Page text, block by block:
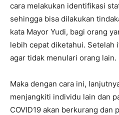
cara melakukan identifikasi
sehingga bisa dilakukan
kata Mayor Yudi, bagi orang
lebih cepat diketahui. Setelah
agar tidak menulari orang lain.
Maka dengan cara ini,
menjangkiti individu lain dan
COVID19 akan berkurang dan